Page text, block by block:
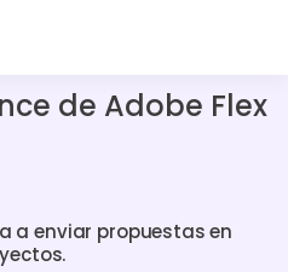
de Adobe Flex
a enviar propuestas en